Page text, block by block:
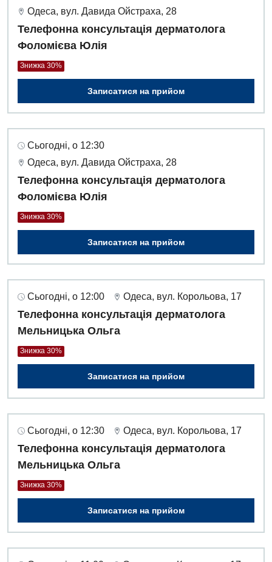
Інтернатура
Безкоштовні операції
Енциклопедія
Відео
Ангіографічні дослідження
Діагностичне відділення
Ендоскопічне відділення
Нейросонографія
Рентгенографія
УЗД
Для дорослих
Акушерство і гінекологія
Відділ госпіталізації
Відділення кардіосудинної патології та неврології
Відділення невідкладних станів
Відділення інтенсивної терапії
Денний стаціонар
Діагностичне відділення
Ендоскопічне відділення
Педіатричне відділення
Декларування
Українська
Російська
Одеса, вул. Давида Ойстраха, 28
Телефонна консультація дерматолога
Фоломієва Юлія
Знижка 30%
Записатися на прийом
Сьогодні, о 12:30
Одеса, вул. Давида Ойстраха, 28
Телефонна консультація дерматолога
Фоломієва Юлія
Знижка 30%
Записатися на прийом
Сьогодні, о 12:00 Одеса, вул. Корольова, 17
Телефонна консультація дерматолога
Мельницька Ольга
Знижка 30%
Записатися на прийом
Сьогодні, о 12:30 Одеса, вул. Корольова, 17
Телефонна консультація дерматолога
Мельницька Ольга
Знижка 30%
Записатися на прийом